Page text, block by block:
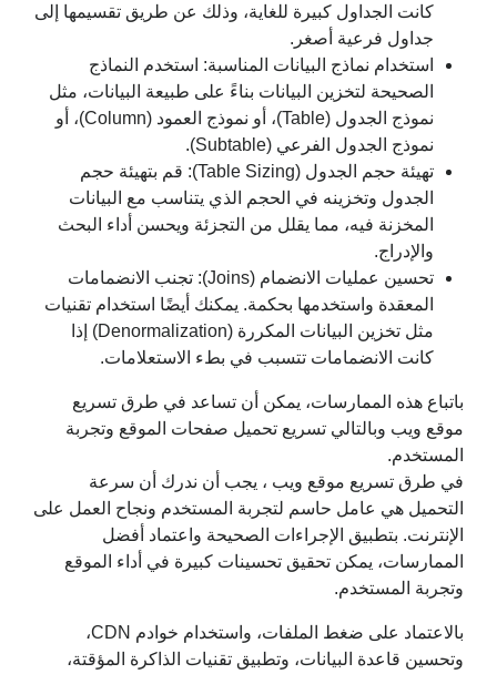
كانت الجداول كبيرة للغاية، وذلك عن طريق تقسيمها إلى
جداول فرعية أصغر.
استخدام نماذج البيانات المناسبة: استخدم النماذج
الصحيحة لتخزين البيانات بناءً على طبيعة البيانات، مثل
نموذج الجدول (Table)، أو نموذج العمود (Column)، أو
نموذج الجدول الفرعي (Subtable).
تهيئة حجم الجدول (Table Sizing): قم بتهيئة حجم
الجدول وتخزينه في الحجم الذي يتناسب مع البيانات
المخزنة فيه، مما يقلل من التجزئة ويحسن أداء البحث
والإدراج.
تحسين عمليات الانضمام (Joins): تجنب الانضمامات
المعقدة واستخدمها بحكمة. يمكنك أيضًا استخدام تقنيات
مثل تخزين البيانات المكررة (Denormalization) إذا
كانت الانضمامات تتسبب في بطء الاستعلامات.
باتباع هذه الممارسات، يمكن أن تساعد في طرق تسريع
موقع ويب وبالتالي تسريع تحميل صفحات الموقع وتجربة
المستخدم.
في طرق تسريع موقع ويب ، يجب أن ندرك أن سرعة
التحميل هي عامل حاسم لتجربة المستخدم ونجاح العمل على
الإنترنت. بتطبيق الإجراءات الصحيحة واعتماد أفضل
الممارسات، يمكن تحقيق تحسينات كبيرة في أداء الموقع
وتجربة المستخدم.
بالاعتماد على ضغط الملفات، واستخدام خوادم CDN،
وتحسين قاعدة البيانات، وتطبيق تقنيات الذاكرة المؤقتة،